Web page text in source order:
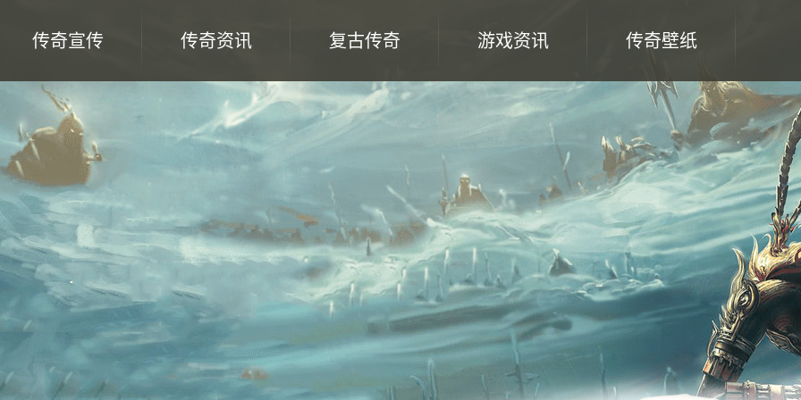
传奇宣传 传奇资讯 复古传奇 游戏资讯 传奇壁纸